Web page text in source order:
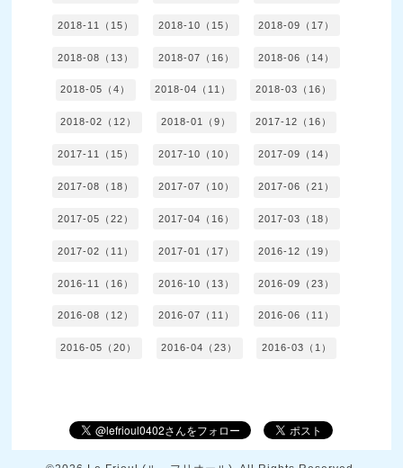
2018-11（15） 2018-10（15） 2018-09（17）
2018-08（13） 2018-07（16） 2018-06（14）
2018-05（4） 2018-04（11） 2018-03（16）
2018-02（12） 2018-01（9） 2017-12（16）
2017-11（15） 2017-10（10） 2017-09（14）
2017-08（18） 2017-07（10） 2017-06（21）
2017-05（22） 2017-04（16） 2017-03（18）
2017-02（11） 2017-01（17） 2016-12（19）
2016-11（16） 2016-10（13） 2016-09（23）
2016-08（12） 2016-07（11） 2016-06（11）
2016-05（20） 2016-04（23） 2016-03（1）